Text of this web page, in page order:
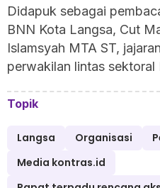
Didapuk sebagai
BNN Kota Langsa, Cut
Islamsyah MTA ST,
perwakilan lintas
Topik
Langsa Organisasi
Media kontras.id